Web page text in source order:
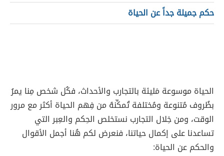
حكم جميلة جداً عن الحياة
الحياة موسوعة مَليئة بالتجارب والأحداث، فكُل شخص مِنا يمرُ
بظُروف مُتنوعة ومُختلفة تُمكِّنهُ من فِهم الحياة أكثر مع مرور
الوقت، ومن خِلال التجارب نستخلص الحِكم والعِبر التي
تساعدنا على إكمال حياتنا، فنعرض لكم هُنا أجمل الأقوال
والحكم عن الحياة: